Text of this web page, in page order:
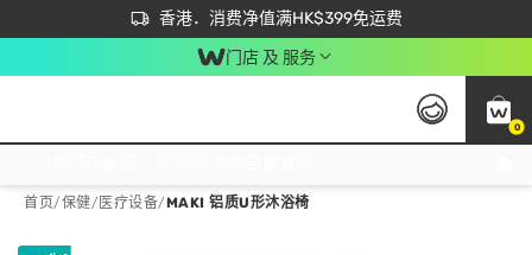
香港．消费净值满HK$399免运费
立即成为易赏钱会员尽享独家优惠
首次APP下单买满$450 输入 NEWAPP 即减$50
门店 及 服务
0
首页/保健/ 医疗设备/MAKI 铝质U形沐浴椅